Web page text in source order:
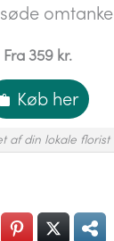
omtanke
Fra 359 kr.
Køb her
af din lokale florist